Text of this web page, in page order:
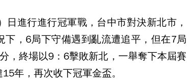
日進行進行冠軍戰，台中市對決新北市，
下，6局下守備遇到亂流遭追平，但在7局
，終場以9：6擊敗新北，一舉奪下本屆賽
年，再次收下冠軍金盃。